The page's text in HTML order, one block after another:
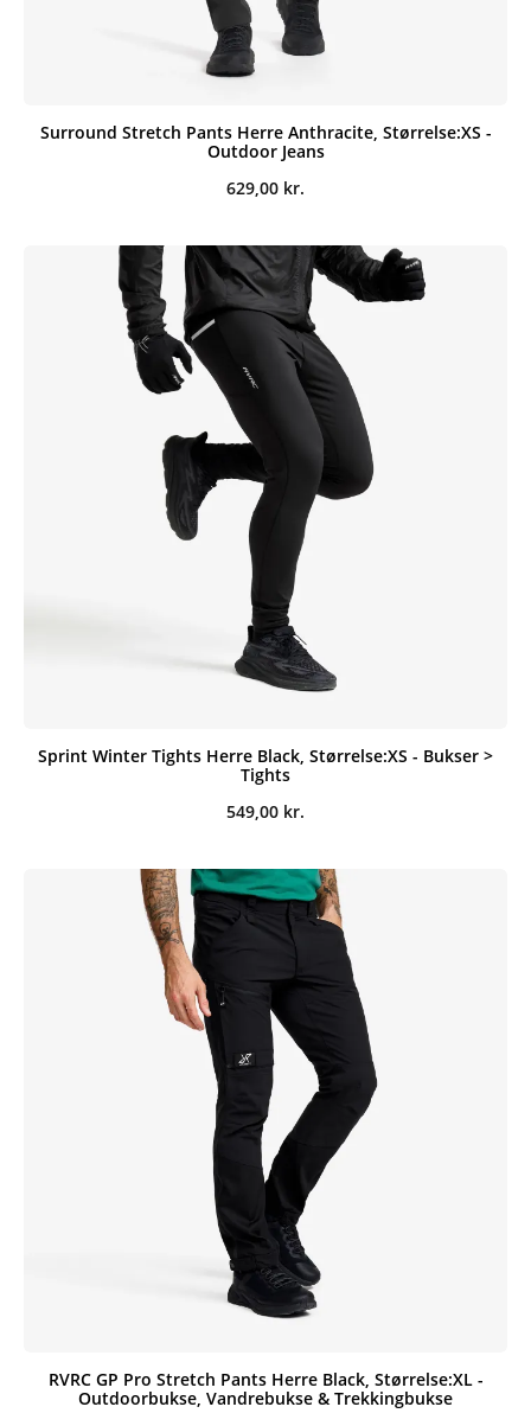
Surround Stretch Pants Herre Anthracite, Størrelse:XS -
Outdoor Jeans
629,00 kr.
Sprint Winter Tights Herre Black, Størrelse:XS - Bukser >
Tights
549,00 kr.
RVRC GP Pro Stretch Pants Herre Black, Størrelse:XL -
Outdoorbukse, Vandrebukse & Trekkingbukse